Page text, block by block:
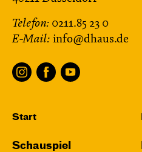
Telefon: 0211.85 23 0
E-Mail: info@dhaus.de
Start
Schauspiel